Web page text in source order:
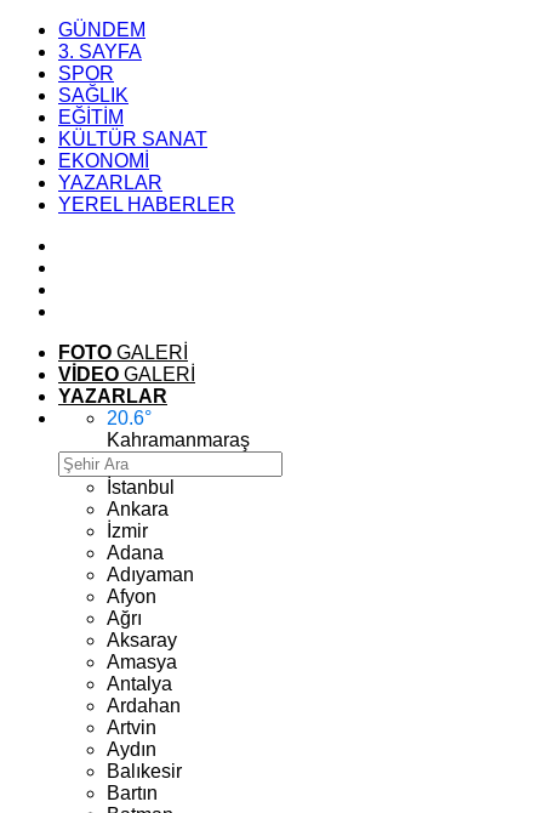
GÜNDEM
3. SAYFA
SPOR
SAĞLIK
EĞİTİM
KÜLTÜR SANAT
EKONOMİ
YAZARLAR
YEREL HABERLER
FOTO GALERİ
VİDEO GALERİ
YAZARLAR
20.6°
Kahramanmaraş
İstanbul
Ankara
İzmir
Adana
Adıyaman
Afyon
Ağrı
Aksaray
Amasya
Antalya
Ardahan
Artvin
Aydın
Balıkesir
Bartın